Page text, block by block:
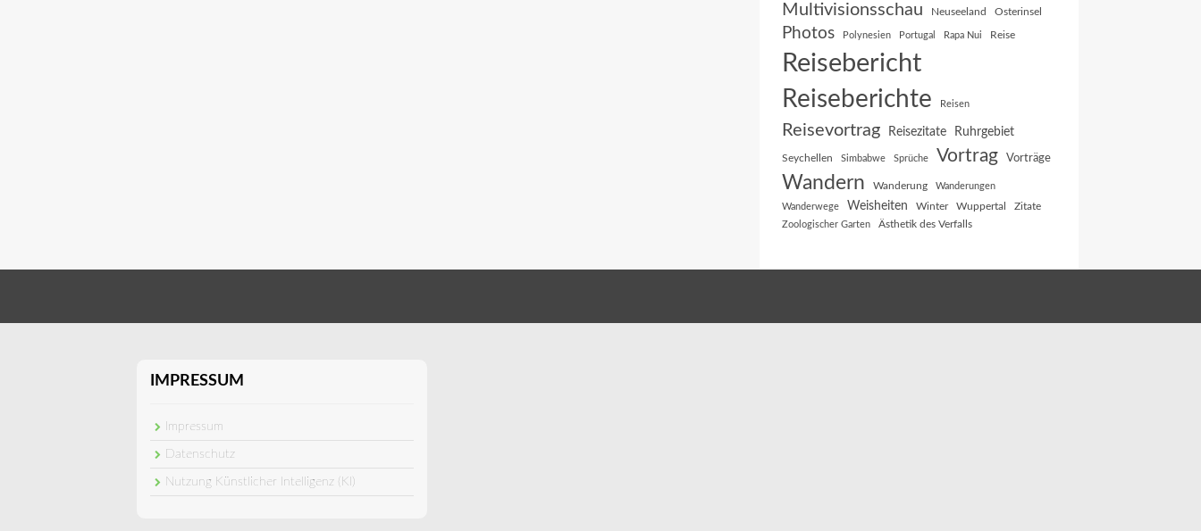
Multivisionsschau Neuseeland Osterinsel
Photos Polynesien Portugal Rapa Nui Reise
Reisebericht
Reiseberichte Reisen
Reisevortrag Reisezitate Ruhrgebiet
Seychellen Simbabwe Sprüche Vortrag Vorträge
Wandern Wanderung Wanderungen
Wanderwege Weisheiten Winter Wuppertal Zitate
Zoologischer Garten Ästhetik des Verfalls
IMPRESSUM
Impressum
Datenschutz
Nutzung Künstlicher Intelligenz (KI)